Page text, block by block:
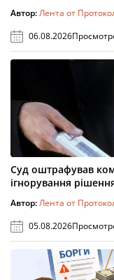
Автор:Лента от
06.08.2026
Суд оштрафував
ігнорування
Автор:Лента от
05.08.2026